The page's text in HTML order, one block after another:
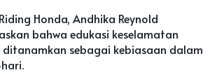
Honda, Andhika Reynold
bahwa edukasi keselamatan
ditanamkan sebagai kebiasaan dalam